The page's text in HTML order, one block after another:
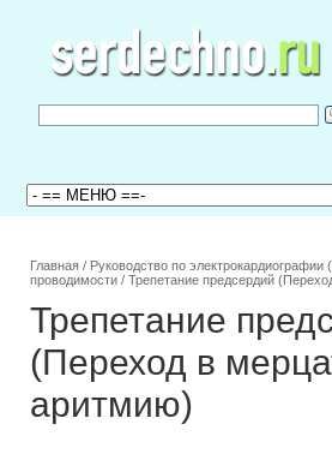
Главная / Руководство по электрокардиографии
проводимости / Трепетание предсердий
Трепетание
(Переход в
аритмию)